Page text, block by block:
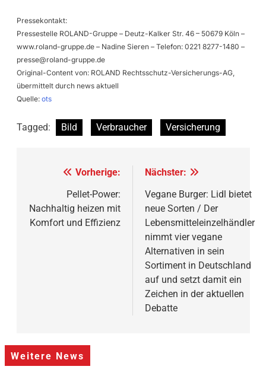
Pressekontakt:
Pressestelle ROLAND-Gruppe – Deutz-Kalker Str. 46 – 50679 Köln –
www.roland-gruppe.de – Nadine Sieren – Telefon: 0221 8277-1480 –
presse@roland-gruppe.de
Original-Content von: ROLAND Rechtsschutz-Versicherungs-AG,
übermittelt durch news aktuell
Quelle: ots
Tagged: Bild Verbraucher Versicherung
Beitragsnavigation
Vorherige:
Pellet-Power:
Nachhaltig heizen mit
Komfort und Effizienz
Nächster:
Vegane Burger: Lidl bietet
neue Sorten / Der
Lebensmitteleinzelhändler
nimmt vier vegane
Alternativen in sein
Sortiment in Deutschland
auf und setzt damit ein
Zeichen in der aktuellen
Debatte
Weitere News